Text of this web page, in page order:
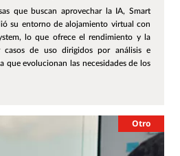
que buscan aprovechar la IA, Smart
su entorno de alojamiento virtual con
lo que ofrece el rendimiento y la
casos de uso dirigidos por análisis e
que evolucionan las necesidades de los
Otro